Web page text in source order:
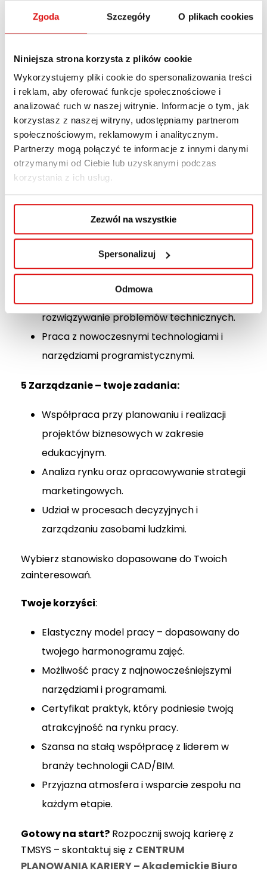
Zgoda Szczegóły O plikach cookies
Niniejsza strona korzysta z plików cookie
Wykorzystujemy pliki cookie do spersonalizowania treści
i reklam, aby oferować funkcje społecznościowe i
analizować ruch w naszej witrynie. Informacje o tym, jak
korzystasz z naszej witryny, udostępniamy partnerom
społecznościowym, reklamowym i analitycznym.
Partnerzy mogą połączyć te informacje z innymi danymi
otrzymanymi od Ciebie lub uzyskanymi podczas
korzystania z ich usług.
Zezwól na wszystkie
Spersonalizuj
Odmowa
CAD – nauka narzędzi i współpraca przy
tworzeniu materiałów dydaktycznych.
Współpraca przy tworzeniu wizualizacji 3D
w programie D5 Render.
Realizacja projektów zgodnych z
najnowszymi trendami w branży.
4️ Informatyka – twoje zadania:
Udział w tworzeniu i rozwijaniu
oprogramowania w szczególności
rozwiązań CAD / BIM .
Wsparcie zespołu IT w codziennych
rozwiązywanie problemów technicznych.
Praca z nowoczesnymi technologiami i
narzędziami programistycznymi.
5️ Zarządzanie – twoje zadania:
Współpraca przy planowaniu i realizacji
projektów biznesowych w zakresie
edukacyjnym.
Analiza rynku oraz opracowywanie strategii
marketingowych.
Udział w procesach decyzyjnych i
zarządzaniu zasobami ludzkimi.
Wybierz stanowisko dopasowane do Twoich
zainteresowań.
Twoje korzyści:
Elastyczny model pracy – dopasowany do
twojego harmonogramu zajęć.
Możliwość pracy z najnowocześniejszymi
narzędziami i programami.
Certyfikat praktyk, który podniesie twoją
atrakcyjność na rynku pracy.
Szansa na stałą współpracę z liderem w
branży technologii CAD/BIM.
Przyjazna atmosfera i wsparcie zespołu na
każdym etapie.
Gotowy na start? Rozpocznij swoją karierę z
TMSYS – skontaktuj się z CENTRUM
PLANOWANIA KARIERY – Akademickie Biuro